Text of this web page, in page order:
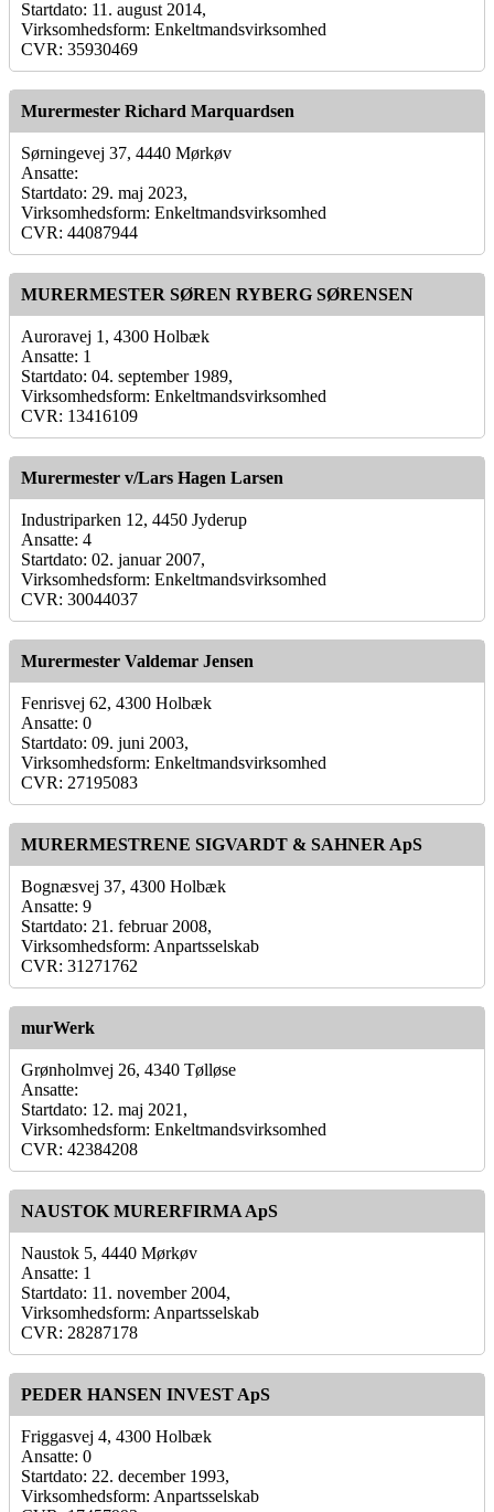
Startdato: 11. august 2014,
Virksomhedsform: Enkeltmandsvirksomhed
CVR: 35930469
Murermester Richard Marquardsen
Sørningevej 37, 4440 Mørkøv
Ansatte:
Startdato: 29. maj 2023,
Virksomhedsform: Enkeltmandsvirksomhed
CVR: 44087944
MURERMESTER SØREN RYBERG SØRENSEN
Auroravej 1, 4300 Holbæk
Ansatte: 1
Startdato: 04. september 1989,
Virksomhedsform: Enkeltmandsvirksomhed
CVR: 13416109
Murermester v/Lars Hagen Larsen
Industriparken 12, 4450 Jyderup
Ansatte: 4
Startdato: 02. januar 2007,
Virksomhedsform: Enkeltmandsvirksomhed
CVR: 30044037
Murermester Valdemar Jensen
Fenrisvej 62, 4300 Holbæk
Ansatte: 0
Startdato: 09. juni 2003,
Virksomhedsform: Enkeltmandsvirksomhed
CVR: 27195083
MURERMESTRENE SIGVARDT & SAHNER ApS
Bognæsvej 37, 4300 Holbæk
Ansatte: 9
Startdato: 21. februar 2008,
Virksomhedsform: Anpartsselskab
CVR: 31271762
murWerk
Grønholmvej 26, 4340 Tølløse
Ansatte:
Startdato: 12. maj 2021,
Virksomhedsform: Enkeltmandsvirksomhed
CVR: 42384208
NAUSTOK MURERFIRMA ApS
Naustok 5, 4440 Mørkøv
Ansatte: 1
Startdato: 11. november 2004,
Virksomhedsform: Anpartsselskab
CVR: 28287178
PEDER HANSEN INVEST ApS
Friggasvej 4, 4300 Holbæk
Ansatte: 0
Startdato: 22. december 1993,
Virksomhedsform: Anpartsselskab